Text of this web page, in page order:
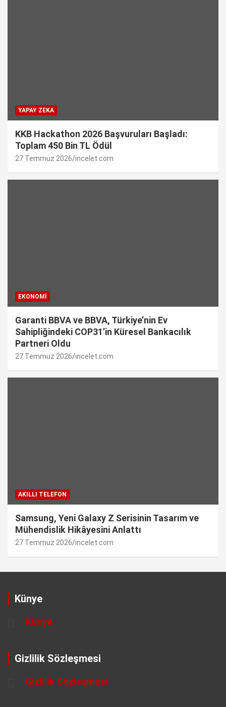
YAPAY ZEKA
KKB Hackathon 2026 Başvuruları Başladı:
Toplam 450 Bin TL Ödül
27 Temmuz 2026 incelet.com
EKONOMI
Garanti BBVA ve BBVA, Türkiye’nin Ev
Sahipliğindeki COP31’in Küresel Bankacılık
Partneri Oldu
27 Temmuz 2026 incelet.com
AKILLI TELEFON
Samsung, Yeni Galaxy Z Serisinin Tasarım ve
Mühendislik Hikâyesini Anlattı
27 Temmuz 2026 incelet.com
Künye
Künye
Gizlilik Sözleşmesi
Gizlilik Sözleşmesi